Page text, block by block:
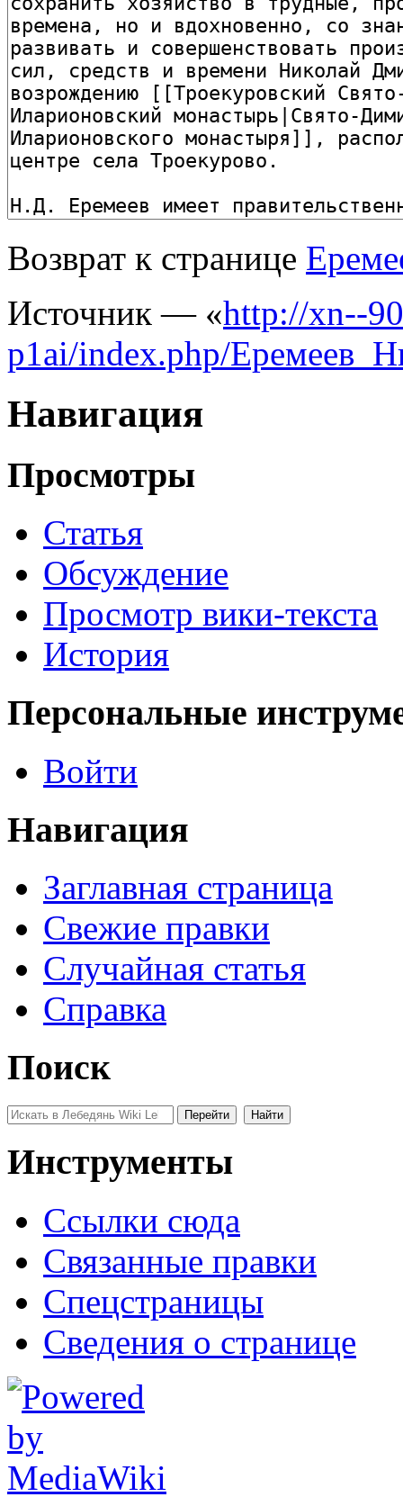
Возврат к странице
Источник — «http://xn--
p1ai/index.php/
Навигация
Просмотры
Статья
Обсуждение
Просмотр вики-текста
История
Персональные
Войти
Навигация
Заглавная страница
Свежие правки
Случайная статья
Справка
Поиск
Инструменты
Ссылки сюда
Связанные правки
Спецстраницы
Сведения о странице